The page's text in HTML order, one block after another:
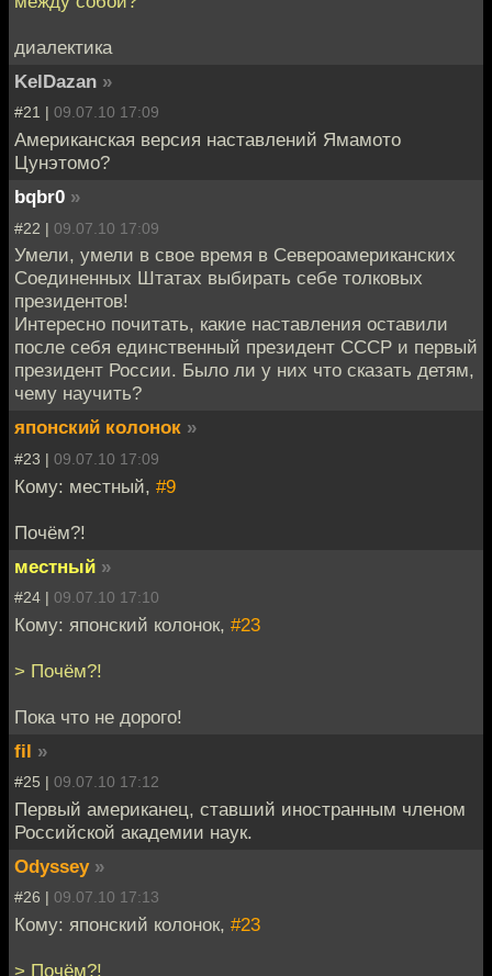
диалектика
KelDazan »
#21 | 09.07.10 17:09
Американская версия наставлений Ямамото
Цунэтомо?
bqbr0 »
#22 | 09.07.10 17:09
Умели, умели в свое время в Североамериканских
Соединенных Штатах выбирать себе толковых
президентов!
Интересно почитать, какие наставления оставили
после себя единственный президент СССР и первый
президент России. Было ли у них что сказать детям,
чему научить?
японский колонок »
#23 | 09.07.10 17:09
Кому: местный, #9
Почём?!
местный »
#24 | 09.07.10 17:10
Кому: японский колонок, #23
> Почём?!
Пока что не дорого!
fil »
#25 | 09.07.10 17:12
Первый американец, ставший иностранным членом
Российской академии наук.
Odyssey »
#26 | 09.07.10 17:13
Кому: японский колонок, #23
> Почём?!